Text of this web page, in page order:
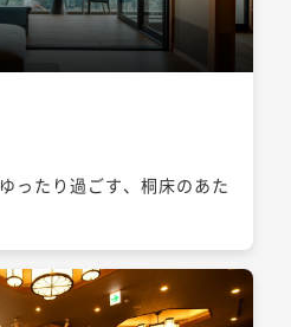
ったり過ごす、桐床のあた